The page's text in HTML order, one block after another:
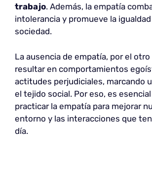
trabajo. Además, la empatía
intolerancia y promueve la
sociedad.
La ausencia de empatía, por el
resultar en comportamientos
actitudes perjudiciales, marcando
el tejido social. Por eso, es
practicar la empatía para mejorar
entorno y las interacciones que
día.